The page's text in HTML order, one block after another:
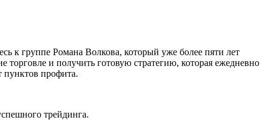
к группе Романа Волкова, который уже более пяти лет
и получить готовую стратегию, которая ежедневно
пунктов профита.
трейдинга.